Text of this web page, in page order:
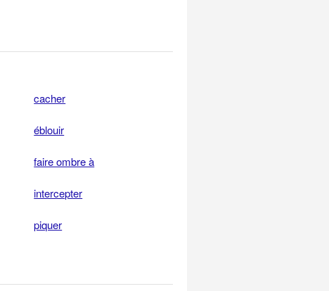
cacher
éblouir
faire ombre à
intercepter
piquer